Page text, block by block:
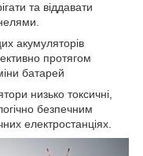
та віддавати
акумуляторів
протягом
батарей
низько токсичні,
безпечним
електростанціях.